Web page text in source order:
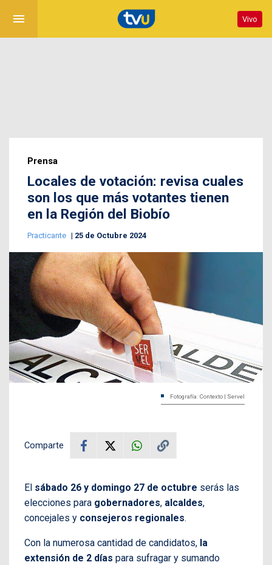
menu Vivo
Prensa
Locales de votación: revisa cuales
son los que más votantes tienen
en la Región del Biobío
Practicante 25 de Octubre 2024
Fotografía: Contexto | Servel
Comparte
El sábado 26 y domingo 27 de octubre serás las
elecciones para gobernadores, alcaldes,
concejales y consejeros regionales.
Con la numerosa cantidad de candidatos, la
extensión de 2 días para sufragar y sumando